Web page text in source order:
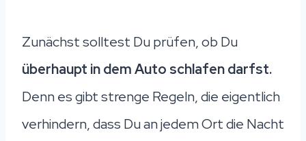
Zunächst solltest Du prüfen, ob Du
überhaupt in dem Auto schlafen darfst.
Denn es gibt strenge Regeln, die eigentlich
verhindern, dass Du an jedem Ort die Nacht